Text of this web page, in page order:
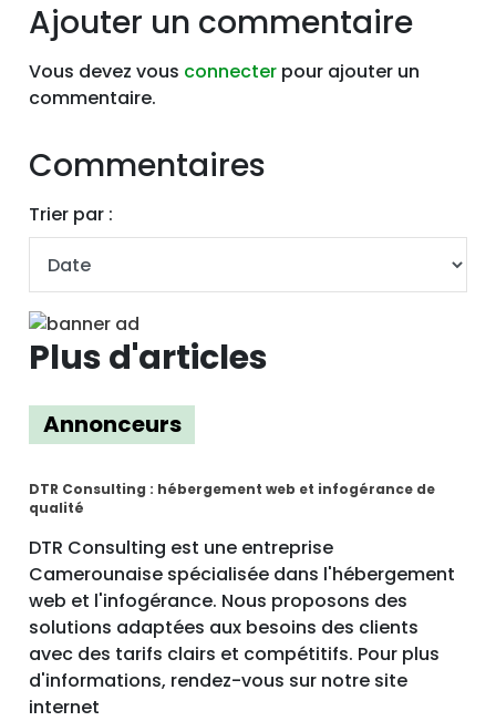
Ajouter un commentaire
Vous devez vous connecter pour ajouter un
commentaire.
Commentaires
Trier par :
Plus d'articles
Annonceurs
DTR Consulting : hébergement web et infogérance de
qualité
DTR Consulting est une entreprise
Camerounaise spécialisée dans l'hébergement
web et l'infogérance. Nous proposons des
solutions adaptées aux besoins des clients
avec des tarifs clairs et compétitifs. Pour plus
d'informations, rendez-vous sur notre site
internet